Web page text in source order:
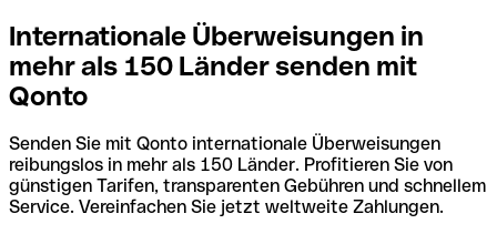
Internationale Überweisungen in
mehr als 150 Länder senden mit
Qonto
Senden Sie mit Qonto internationale Überweisungen
reibungslos in mehr als 150 Länder. Profitieren Sie von
günstigen Tarifen, transparenten Gebühren und schnellem
Service. Vereinfachen Sie jetzt weltweite Zahlungen.